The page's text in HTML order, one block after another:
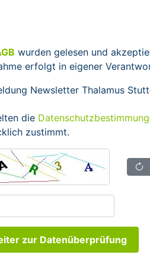
wurden gelesen und
erfolgt in eigener
Newsletter Thalamus
die
zustimmt.
zur Datenüberprüfung